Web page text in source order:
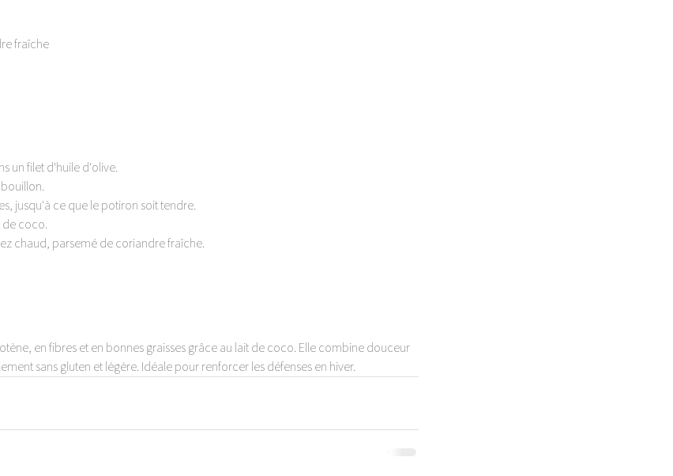
fraîche
un filet d'huile d'olive.
jusqu'à ce que le potiron soit tendre.
de coco.
chaud, parsemé de coriandre fraîche.
en fibres et en bonnes graisses grâce au lait de coco. Elle combine douceur
sans gluten et légère. Idéale pour renforcer les défenses en hiver.